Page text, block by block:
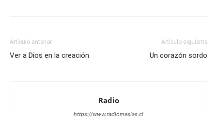
Artículo anterior
Ver a Dios en la creación
Artículo siguiente
Un corazón sordo
Radio
https://www.radiomesias.cl